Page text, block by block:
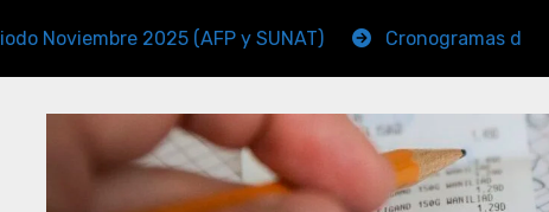
2025 (AFP y SUNAT) Cronogramas de